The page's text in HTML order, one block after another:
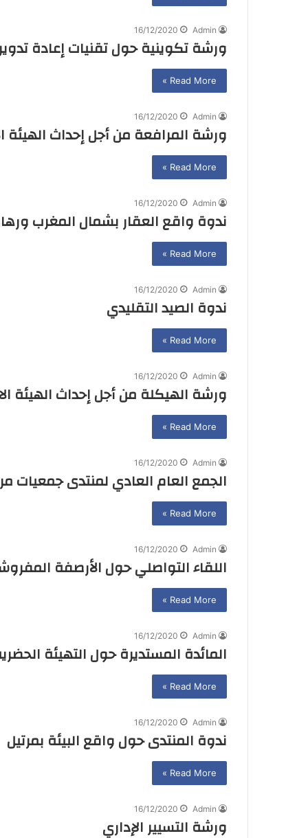
Admin
16/12/2020
ورشة تكوينية حول تقنيات إعادة
Read More »
Admin
16/12/2020
ورشة المرافعة من أجل إحداث الهيئة
Read More »
Admin
16/12/2020
ندوة واقع العقار بشمال المغرب
Read More »
Admin
16/12/2020
ندوة الصيد التقليدي
Read More »
Admin
16/12/2020
ورشة الهيكلة من أجل إحداث الهيئة
Read More »
Admin
16/12/2020
الجمع العام العادي لمنتدى جمعيات
Read More »
Admin
16/12/2020
اللقاء التواصلي حول الأرصفة
Read More »
Admin
16/12/2020
المائدة المستديرة حول التهيئة
Read More »
Admin
16/12/2020
ندوة المنتدى حول واقع البيئة بمرتيل
Read More »
Admin
16/12/2020
ورشة التسيير الإداري